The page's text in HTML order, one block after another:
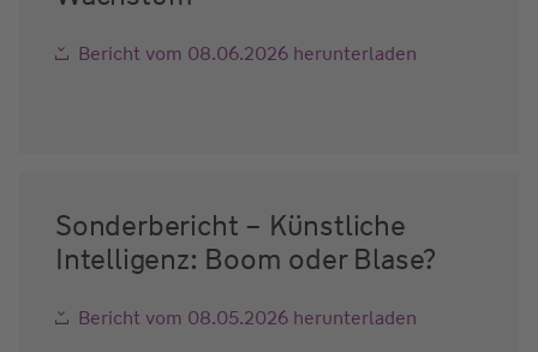
Bericht vom 08.06.2026 herunterladen
Sonderbericht – Künstliche
Intelligenz: Boom oder Blase?
Bericht vom 08.05.2026 herunterladen